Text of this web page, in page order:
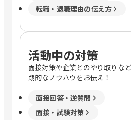
転職・退職理由の伝え方
活動中の対策
面接対策や企業とのやり取りな
践的なノウハウをお伝え！
面接回答・逆質問
面接・試験対策